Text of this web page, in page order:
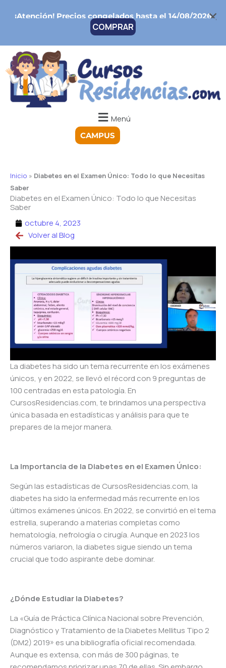
¡Atención!Precios congelados hasta el 14/08/2026
COMPRAR
Menú
CAMPUS
Inicio » Diabetes en el Examen Único: Todo lo que Necesitas
Saber
Diabetes en el Examen Único: Todo lo que Necesitas
Saber
octubre 4, 2023
Volver al Blog
La diabetes ha sido un tema recurrente en los exámenes
únicos, y en 2022, se llevó el récord con 9 preguntas de
100 centradas en esta patología. En
CursosResidencias.com, te brindamos una perspectiva
única basada en estadísticas y análisis para que te
prepares de la mejor manera.
La Importancia de la Diabetes en el Examen Único:
Según las estadísticas de CursosResidencias.com, la
diabetes ha sido la enfermedad más recurrente en los
últimos exámenes únicos. En 2022, se convirtió en el tema
estrella, superando a materias completas como
hematología, nefrología o cirugía. Aunque en 2023 los
números variaron, la diabetes sigue siendo un tema
crucial que todo aspirante debe dominar.
¿Dónde Estudiar la Diabetes?
La «Guía de Práctica Clínica Nacional sobre Prevención,
Diagnóstico y Tratamiento de la Diabetes Mellitus Tipo 2
(DM2) 2019» es una bibliografía oficial recomendada.
Aunque es extensa, con más de 300 páginas, te